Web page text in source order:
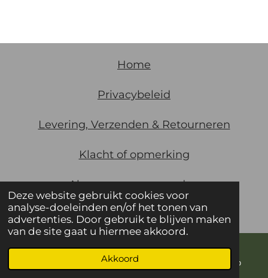
Deze website gebruikt cookies voor
analyse-doeleinden en/of het tonen van
advertenties. Door gebruik te blijven maken
van de site gaat u hiermee akkoord.
Akkoord
Home
Privacybeleid
Levering, Verzenden & Retourneren
Klacht of opmerking
Algemenevoorwaarden
© 2021 De Gaarde Utrecht KVK 30123388
Telefoonnummer WhatsApp